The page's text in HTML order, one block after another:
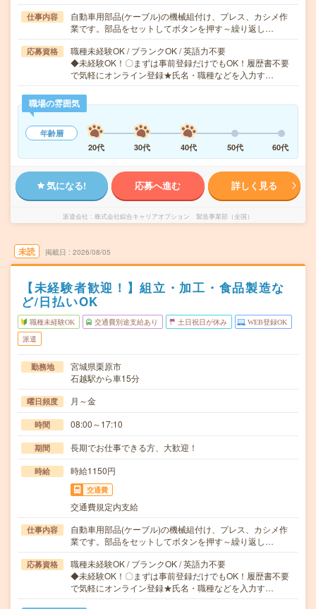
仕事内容
自動車用部品(ケーブル)の機械組付け、プレス、カシメ作
業です。部品をセットしてボタンを押す～繰り返し…
応募資格
職種未経験OK / ブランクOK / 英語力不要
◆未経験OK！〇まずは事前登録だけでもOK！履歴書不要
で気軽にオンライン登録★氏名・職種などを入力す…
職場の雰囲気
年齢層
20代
30代 40代 50代 60代
気になる! 応募へ進む 詳しく見る
派遣会社 株式会社綜合キャリアオプション 製造事業部（全国）
未読 掲載日 2026/08/05
【未経験者歓迎！】組立・加工・食品製造な
ど/日払いOK
職種未経験OK 交通費別途支給あり 土日祝日が休み WEB登録OK
派遣
勤務地
宮城県栗原市
石越駅から車15分
曜日頻度 月～金
時間 08:00～17:10
期間 長期でお仕事できる方、大歓迎！
時給 時給1150円
交通費
交通費規定内支給
仕事内容
自動車用部品(ケーブル)の機械組付け、プレス、カシメ作
業です。部品をセットしてボタンを押す～繰り返し…
応募資格
職種未経験OK / ブランクOK / 英語力不要
◆未経験OK！〇まずは事前登録だけでもOK！履歴書不要
で気軽にオンライン登録★氏名・職種などを入力す…